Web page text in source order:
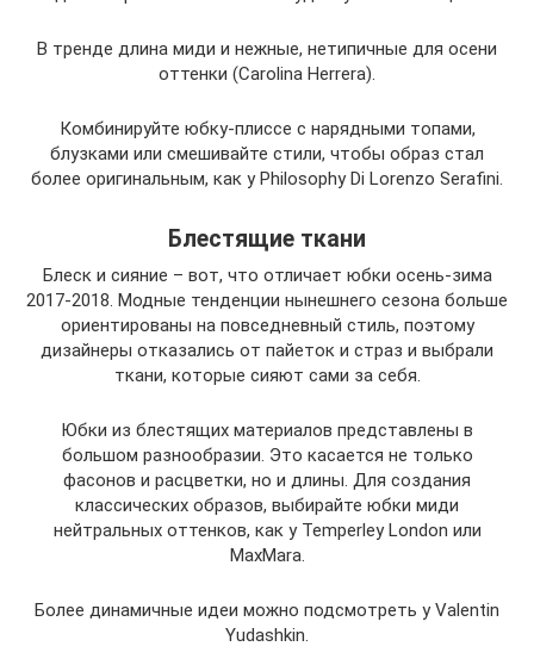
В тренде длина миди и нежные, нетипичные для осени
оттенки (Carolina Herrera).
Комбинируйте юбку-плиссе с нарядными топами,
блузками или смешивайте стили, чтобы образ стал
более оригинальным, как у Philosophy Di Lorenzo Serafini.
Блестящие ткани
Блеск и сияние – вот, что отличает юбки осень-зима
2017-2018. Модные тенденции нынешнего сезона больше
ориентированы на повседневный стиль, поэтому
дизайнеры отказались от пайеток и страз и выбрали
ткани, которые сияют сами за себя.
Юбки из блестящих материалов представлены в
большом разнообразии. Это касается не только
фасонов и расцветки, но и длины. Для создания
классических образов, выбирайте юбки миди
нейтральных оттенков, как у Temperley London или
MaxMara.
Более динамичные идеи можно подсмотреть у Valentin
Yudashkin.